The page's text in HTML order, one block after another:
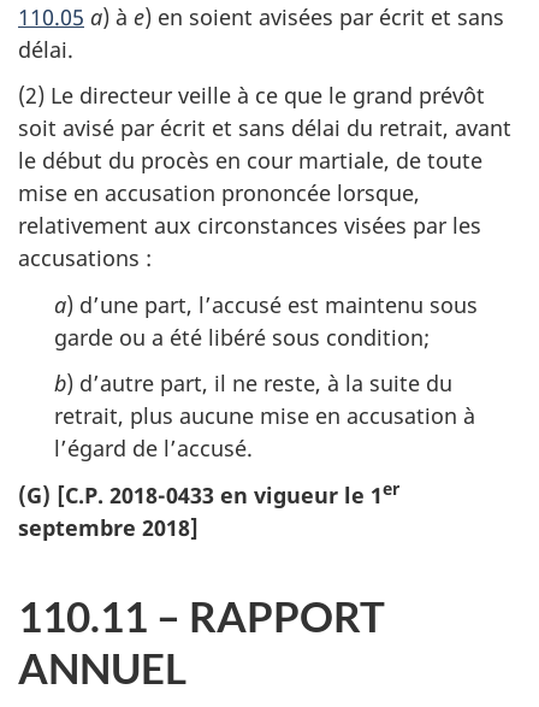
110.05 a) à e) en soient avisées par écrit et sans
délai.
(2) Le directeur veille à ce que le grand prévôt
soit avisé par écrit et sans délai du retrait, avant
le début du procès en cour martiale, de toute
mise en accusation prononcée lorsque,
relativement aux circonstances visées par les
accusations :
a) d’une part, l’accusé est maintenu sous
garde ou a été libéré sous condition;
b) d’autre part, il ne reste, à la suite du
retrait, plus aucune mise en accusation à
l’égard de l’accusé.
(G) [C.P. 2018-0433 en vigueur le 1er
septembre 2018]
110.11 – RAPPORT
ANNUEL